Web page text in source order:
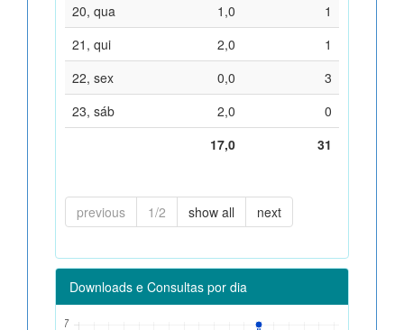
20, qua
1,0
1
21, qui
2,0
1
22, sex
0,0
3
23, sáb
2,0
0
17,0
31
previous 1/2 show all next
Downloads e Consultas por dia